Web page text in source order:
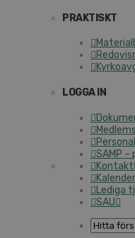
PRAKTISKT
LOGGA IN
SAMP
Kontakt
Kalender
Lediga
SAU